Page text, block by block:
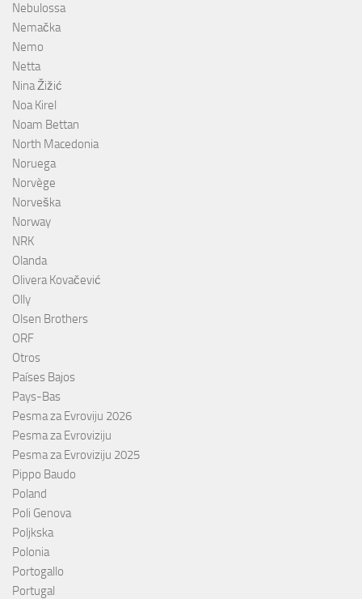
Nebulossa
Nemačka
Nemo
Netta
Nina Žižić
Noa Kirel
Noam Bettan
North Macedonia
Noruega
Norvège
Norveška
Norway
NRK
Olanda
Olivera Kovačević
Olly
Olsen Brothers
ORF
Otros
Países Bajos
Pays-Bas
Pesma za Evroviju 2026
Pesma za Evroviziju
Pesma za Evroviziju 2025
Pippo Baudo
Poland
Poli Genova
Poljkska
Polonia
Portogallo
Portugal